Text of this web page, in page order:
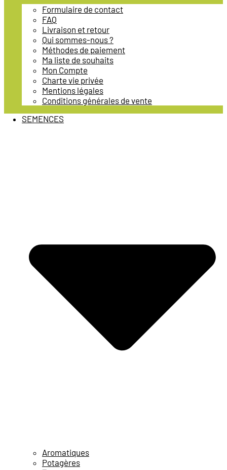
Formulaire de contact
FAQ
Livraison et retour
Qui sommes-nous ?
Méthodes de paiement
Ma liste de souhaits
Mon Compte
Charte vie privée
Mentions légales
Conditions générales de vente
SEMENCES
Aromatiques
Potagères